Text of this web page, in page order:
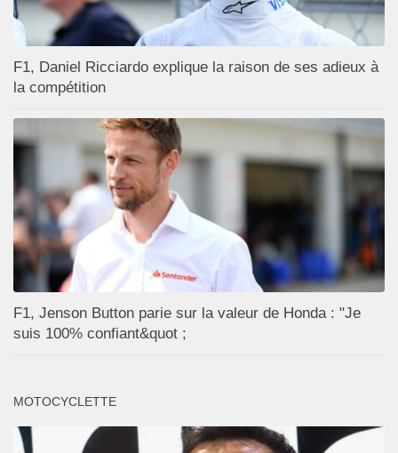
F1, Daniel Ricciardo explique la raison de ses adieux à
la compétition
F1, Jenson Button parie sur la valeur de Honda : "Je
suis 100% confiant&quot ;
MOTOCYCLETTE